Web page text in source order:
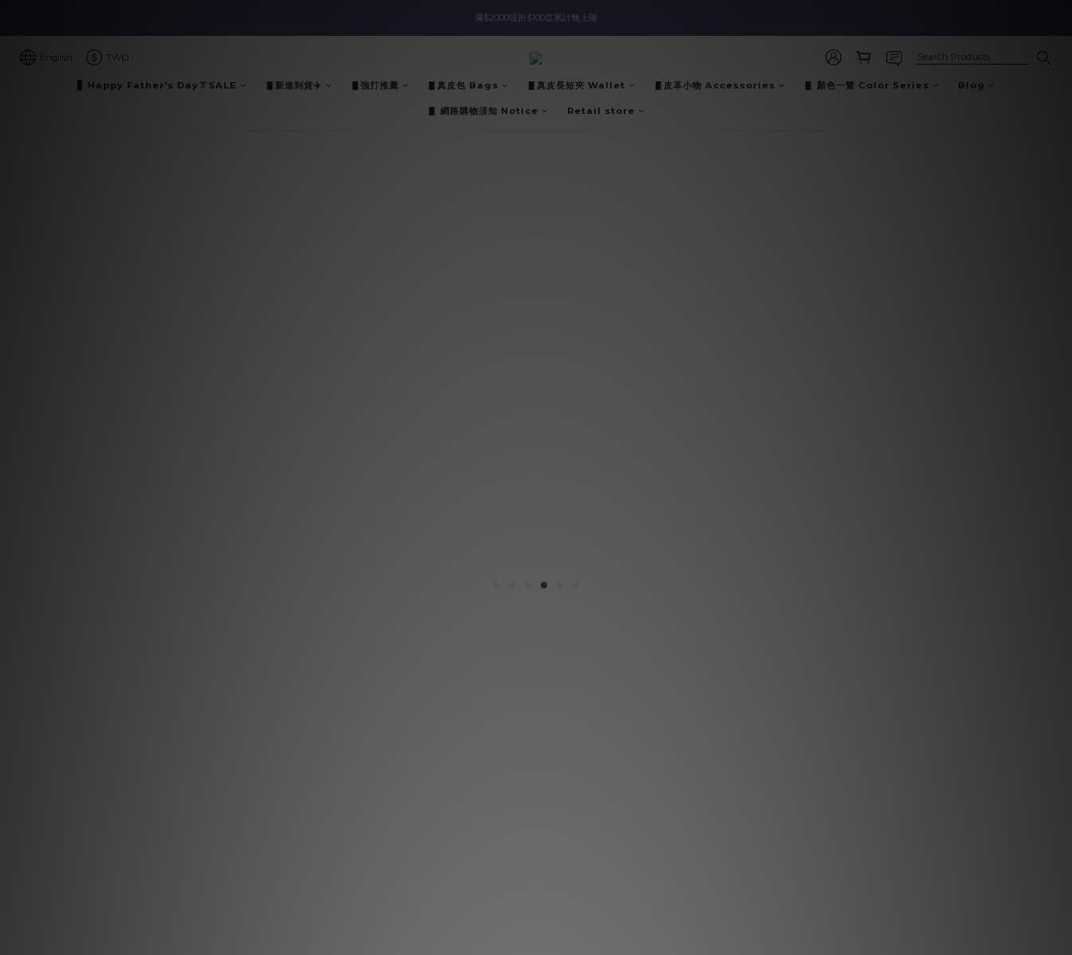
入會即領$888購物金🙌
滿$2000現折$100👏累計無上限
入會即領$888購物金🙌
English TWD
▋ Happy Father's Day👔SALE ▋新進到貨✈️ ▋強打推薦 ▋真皮包 Bags ▋真皮長短夾 Wallet ▋皮革小物 Accessories ▋ 顏色一覽 Color Series Blog
▋ 網路購物須知 Notice Retail store